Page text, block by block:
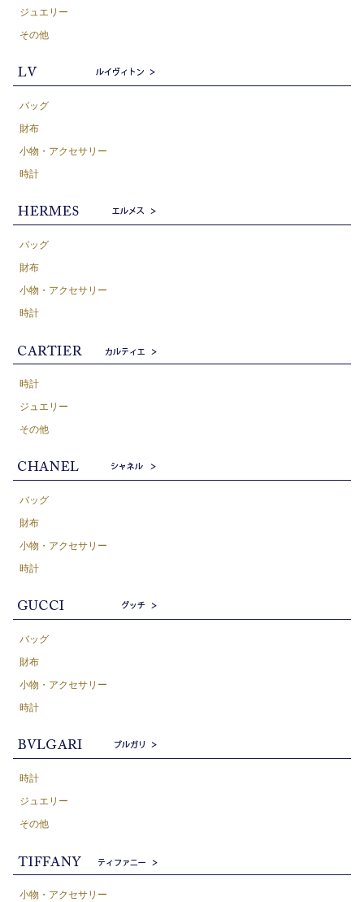
ジュエリー
その他
バッグ
財布
小物・アクセサリー
時計
バッグ
財布
小物・アクセサリー
時計
時計
ジュエリー
その他
バッグ
財布
小物・アクセサリー
時計
バッグ
財布
小物・アクセサリー
時計
時計
ジュエリー
その他
小物・アクセサリー